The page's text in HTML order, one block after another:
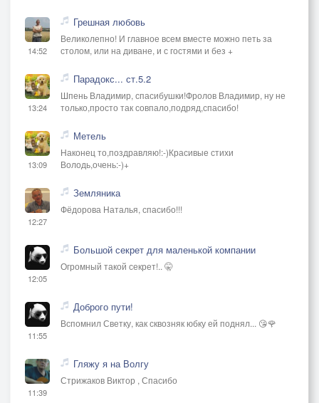
14:52
Грешная любовь
Великолепно! И главное всем вместе можно петь за
столом, или на диване, и с гостями и без +
13:24
Парадокс... ст.5.2
Шпень Владимир, спасибушки!Фролов Владимир, ну не
только,просто так совпало,подряд,спасибо!
13:09
Метель
Наконец то,поздравляю!:-)Красивые стихи
Володь,очень:-)+
12:27
Земляника
Фёдорова Наталья, спасибо!!!
12:05
Большой секрет для маленькой компании
Огромный такой секрет!.. 🤫
11:55
Доброго пути!
Вспомнил Светку, как сквозняк юбку ей поднял... 😘🌹
11:39
Гляжу я на Волгу
Стрижаков Виктор , Спасибо